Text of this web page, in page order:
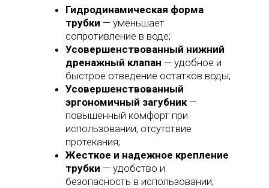
Гидродинамическая форма
трубки — уменьшает
сопротивление в воде;
Усовершенствованный нижний
дренажный клапан — удобное и
быстрое отведение остатков воды;
Усовершенствованный
эргономичный загубник—
повышенный комфорт при
использовании, отсутствие
протекания;
Жесткое и надежное крепление
трубки — удобство и
безопасность в использовании;